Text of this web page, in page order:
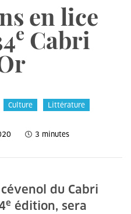
en lice
e Cabri
Culture Littérature
3 minutes
du Cabri
e édition, sera